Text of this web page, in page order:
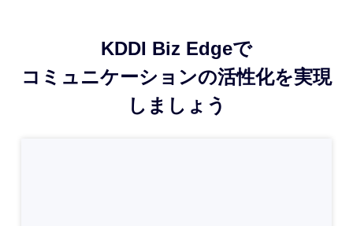
KDDI Biz Edgeで
コミュニケーションの活性化を実現
しましょう